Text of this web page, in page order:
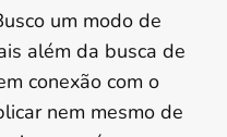
um modo de
além da busca de
conexão com o
nem mesmo de